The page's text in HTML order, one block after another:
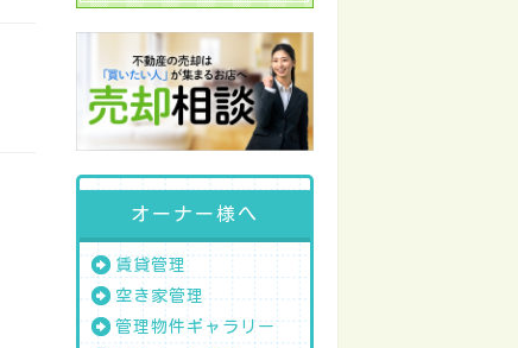
オーナー様へ
賃貸管理
空き家管理
管理物件ギャラリー